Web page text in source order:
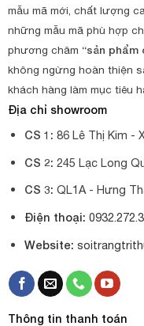
mẫu mã mới, chất lượng
những mẫu mã phù hợp
phương châm “sản
không ngừng hoàn thiện
khách hàng làm mục tiêu
Địa chỉ showroom
CS 1: 86 Lê Thị Kim -
CS 2: 245 Lạc Long
CS 3: QL1A - Hưng
Điện thoại:
Website:
Thông tin thanh toán